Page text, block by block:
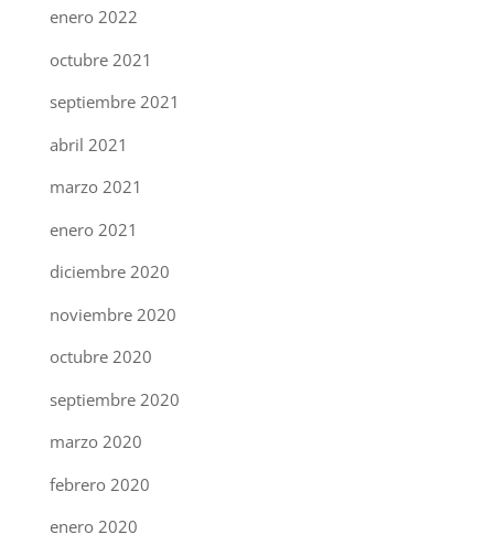
enero 2022
octubre 2021
septiembre 2021
abril 2021
marzo 2021
enero 2021
diciembre 2020
noviembre 2020
octubre 2020
septiembre 2020
marzo 2020
febrero 2020
enero 2020